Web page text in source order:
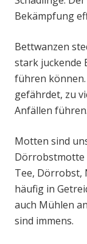
Bekämpfung
Bettwanzen
stark juckende
führen
gefährdet, zu
Anfällen führen.
Motten sind
Dörrobstmotte
Tee, Dörrobst,
häufig in
auch Mühlen
sind immens.